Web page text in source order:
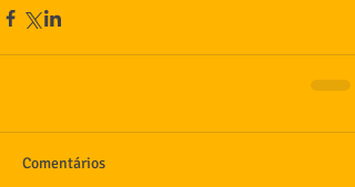
Comentários